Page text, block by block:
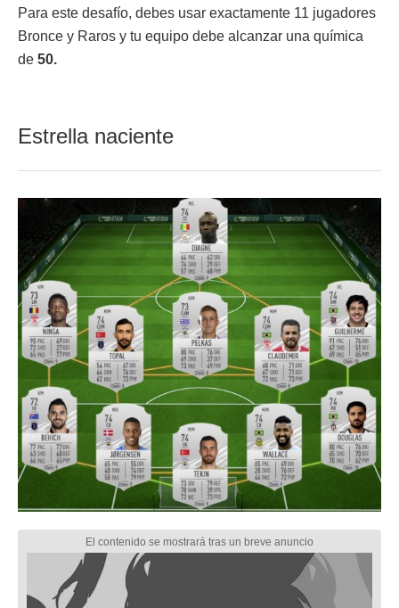
Para este desafío, debes usar exactamente 11 jugadores
Bronce y Raros y tu equipo debe alcanzar una química
de 50.
Estrella naciente